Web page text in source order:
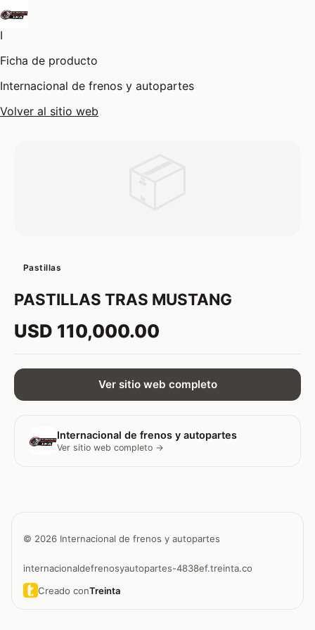
I
Ficha de producto
Internacional de frenos y autopartes
Volver al sitio web
Pastillas
PASTILLAS TRAS MUSTANG
USD 110,000.00
Ver sitio web completo
Internacional de frenos y autopartes
Ver sitio web completo →
© 2026 Internacional de frenos y autopartes
internacionaldefrenosyautopartes-4838ef.treinta.co
Creado conTreinta